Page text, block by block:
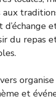
aux
d’échange
du repas
et